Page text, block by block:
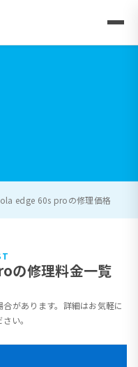
の修理料
edge 60s proの修理価格
修理料金一覧
があります。詳細はお気軽に
い。